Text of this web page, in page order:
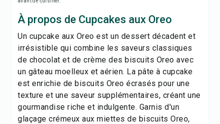
Enregistrer
Signaler
À propos de Cupcakes aux Oreo
Un cupcake aux Oreo est un dessert décadent et
irrésistible qui combine les saveurs classiques
de chocolat et de crème des biscuits Oreo avec
un gâteau moelleux et aérien. La pâte à cupcake
est enrichie de biscuits Oreo écrasés pour une
texture et une saveur supplémentaires, créant une
gourmandise riche et indulgente. Garnis d'un
glaçage crémeux aux miettes de biscuits Oreo,